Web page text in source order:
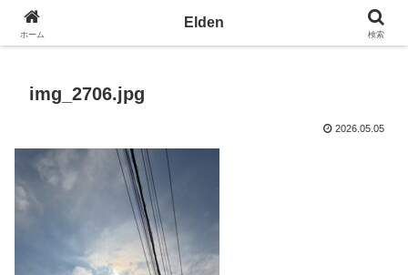
光の園エルデン - 地球を愛の星へ
img_2706.jpg
2026.05.05
ホーム
Elden
検索